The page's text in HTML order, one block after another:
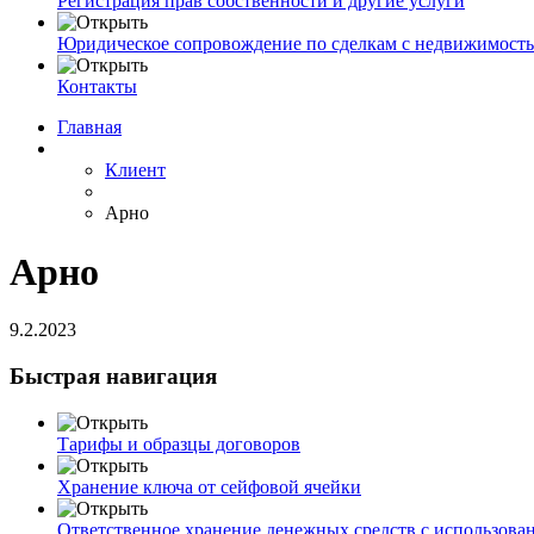
Юридическое сопровождение по сделкам с
Контакты
Главная
Клиент
Арно
Арно
9.2.2023
Быстрая навигация
Тарифы и образцы договоров
Хранение ключа от сейфовой ячейки
Ответственное хранение денежных средств с